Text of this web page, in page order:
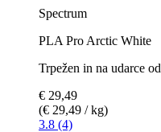
Spectrum
PLA Pro Arctic White
Trpežen in na udarce
€ 29,49
(€ 29,49 / kg)
3.8 (4)